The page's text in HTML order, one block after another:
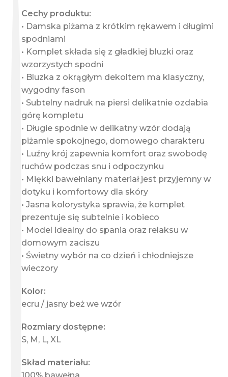
Cechy produktu:
• Damska piżama z krótkim rękawem i długimi
spodniami
• Komplet składa się z gładkiej bluzki oraz
wzorzystych spodni
• Bluzka z okrągłym dekoltem ma klasyczny,
wygodny fason
• Subtelny nadruk na piersi delikatnie ozdabia
górę kompletu
• Długie spodnie w delikatny wzór dodają
piżamie spokojnego, domowego charakteru
• Luźny krój zapewnia komfort oraz swobodę
ruchów podczas snu i odpoczynku
• Miękki bawełniany materiał jest przyjemny w
dotyku i komfortowy dla skóry
• Jasna kolorystyka sprawia, że komplet
prezentuje się subtelnie i kobieco
• Model idealny do spania oraz relaksu w
domowym zaciszu
• Świetny wybór na co dzień i chłodniejsze
wieczory
Kolor:
ecru / jasny beż we wzór
Rozmiary dostępne:
S, M, L, XL
Skład materiału: